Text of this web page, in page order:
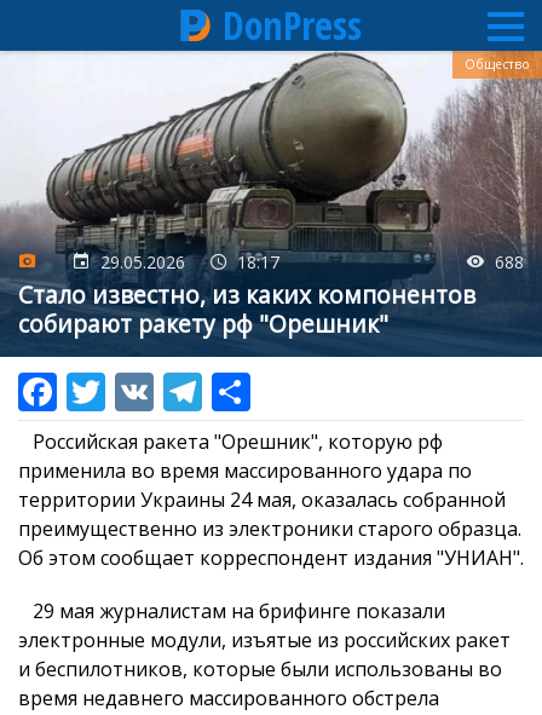
содержанию
DonPress
29.05.2026 18:17 688
Стало известно, из каких компонентов
собирают ракету рф "Орешник"
Общество
Российская ракета "Орешник", которую рф
применила во время массированного удара по
территории Украины 24 мая, оказалась собранной
преимущественно из электроники старого образца.
Об этом сообщает корреспондент издания "УНИАН".
29 мая журналистам на брифинге показали
электронные модули, изъятые из российских ракет
и беспилотников, которые были использованы во
время недавнего массированного обстрела